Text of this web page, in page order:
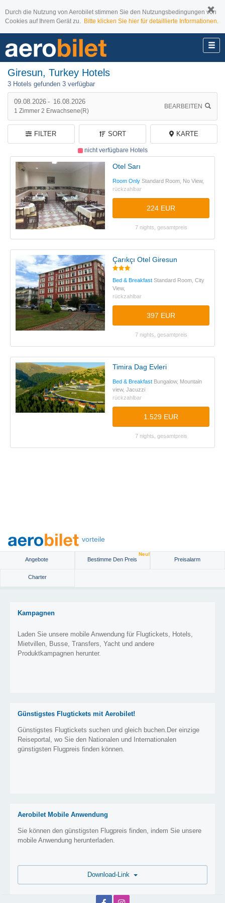
Durch die Nutzung von Aerobilet stimmen Sie den Nutzungsbedingungen von
Cookies auf Ihrem Gerät zu. Bitte klicken Sie hier für detaillierte Informationen.
09.08.2026 - 16.08.2026
1 Zimmer 2 Erwachsene(r)
BEARBEITEN
Giresun, Turkey Hotels
3 Hotels gefunden 3 verfügbar
nicht verfügbare Hotels
FILTER SORT KARTE
Otel Sarı
Room Only Standard Room, No View,
rückzahlbar
224 EUR
7 nights, gesamtpreis
Çarıkçı Otel Giresun
Bed & Breakfast Standard Room, City
View,
rückzahlbar
397 EUR
7 nights, gesamtpreis
Timira Dag Evleri
Bed & Breakfast Bungalow, Mountain
view, Jacuzzi
rückzahlbar
1.529 EUR
7 nights, gesamtpreis
vorteile
Angebote Bestimme Den Preis
Neu!
Preisalarm
Charter
Kampagnen
Laden Sie unsere mobile Anwendung für Flugtickets, Hotels,
Mietvillen, Busse, Transfers, Yacht und andere
Produktkampagnen herunter.
Günstigstes Flugtickets mit Aerobilet!
Günstigstes Flugtickets suchen und gleich buchen.Der einzige
Reiseportal, wo Sie den Nationalen und Internationalen
günstigsten Flugpreis finden können.
Aerobilet Mobile Anwendung
Sie können den günstigsten Flugpreis finden, indem Sie unsere
mobile Anwendung herunterladen.